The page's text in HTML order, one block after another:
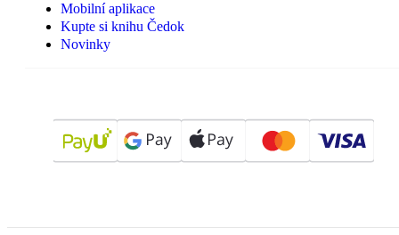
Mobilní aplikace
Kupte si knihu Čedok
Novinky